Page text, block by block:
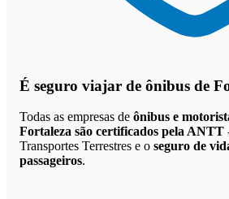
É seguro viajar de ônibus de
Todas as empresas de ônibus e
Fortaleza são certificados pela ANTT
Transportes Terrestres e o seguro de
passageiros.